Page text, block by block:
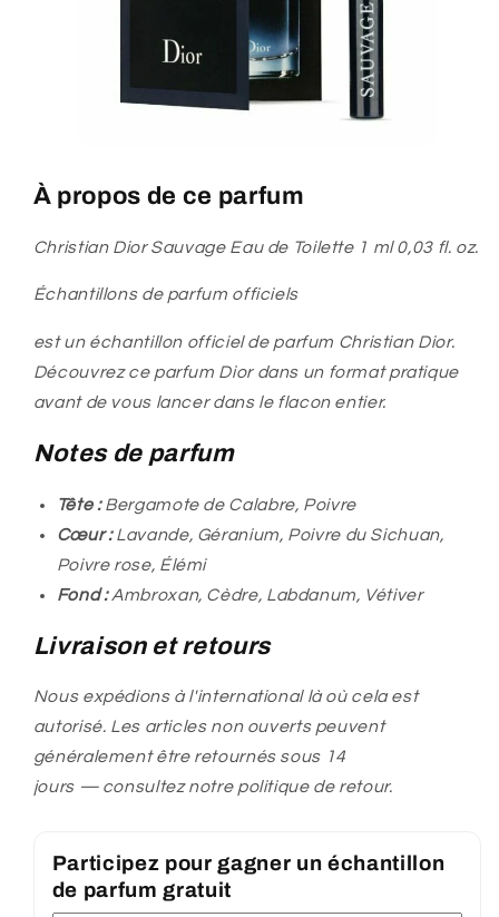
À propos de ce parfum
Christian Dior Sauvage Eau de Toilette 1 ml 0,03 fl. oz.
Échantillons de parfum officiels
est un échantillon officiel de parfum Christian Dior.
Découvrez ce parfum Dior dans un format pratique
avant de vous lancer dans le flacon entier.
Notes de parfum
Tête :Bergamote de Calabre, Poivre
Cœur :Lavande, Géranium, Poivre du Sichuan,
Poivre rose, Élémi
Fond :Ambroxan, Cèdre, Labdanum, Vétiver
Livraison et retours
Nous expédions à l'international là où cela est
autorisé. Les articles non ouverts peuvent
généralement être retournés sous 14
jours — consultez notre politique de retour.
Participez pour gagner un échantillon
de parfum gratuit